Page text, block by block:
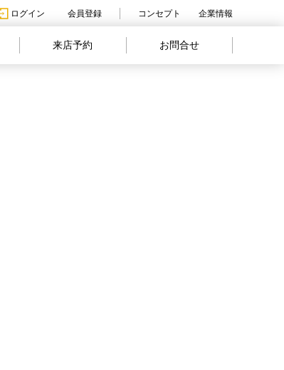
ログイン 会員登録 コンセプト 企業情報
来店予約 お問合せ